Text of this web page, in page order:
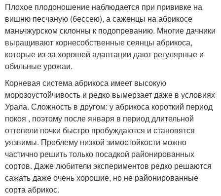
Плохое плодоношение наблюдается при прививке на
вишню песчаную (бессею), а саженцы на абрикосе
маньчжурском склонны к подопреванию. Многие дачники
выращивают корнесобственные сеянцы абрикоса,
которые из-за хорошей адаптации дают регулярные и
обильные урожаи.
Корневая система абрикоса имеет высокую
морозоустойчивость и редко вымерзает даже в условиях
Урала. Сложность в другом: у абрикоса короткий период
покоя , поэтому после января в период длительной
оттепели почки быстро пробуждаются и становятся
уязвимы. Проблему низкой зимостойкости можно
частично решить только посадкой районированных
сортов. Даже любители экспериментов редко решаются
сажать даже очень хорошие, но не районированные
сорта абрикос.